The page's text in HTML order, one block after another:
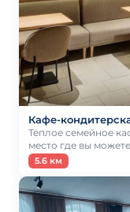
Кафе-
Тёплое семейное
место где вы
5.6 км